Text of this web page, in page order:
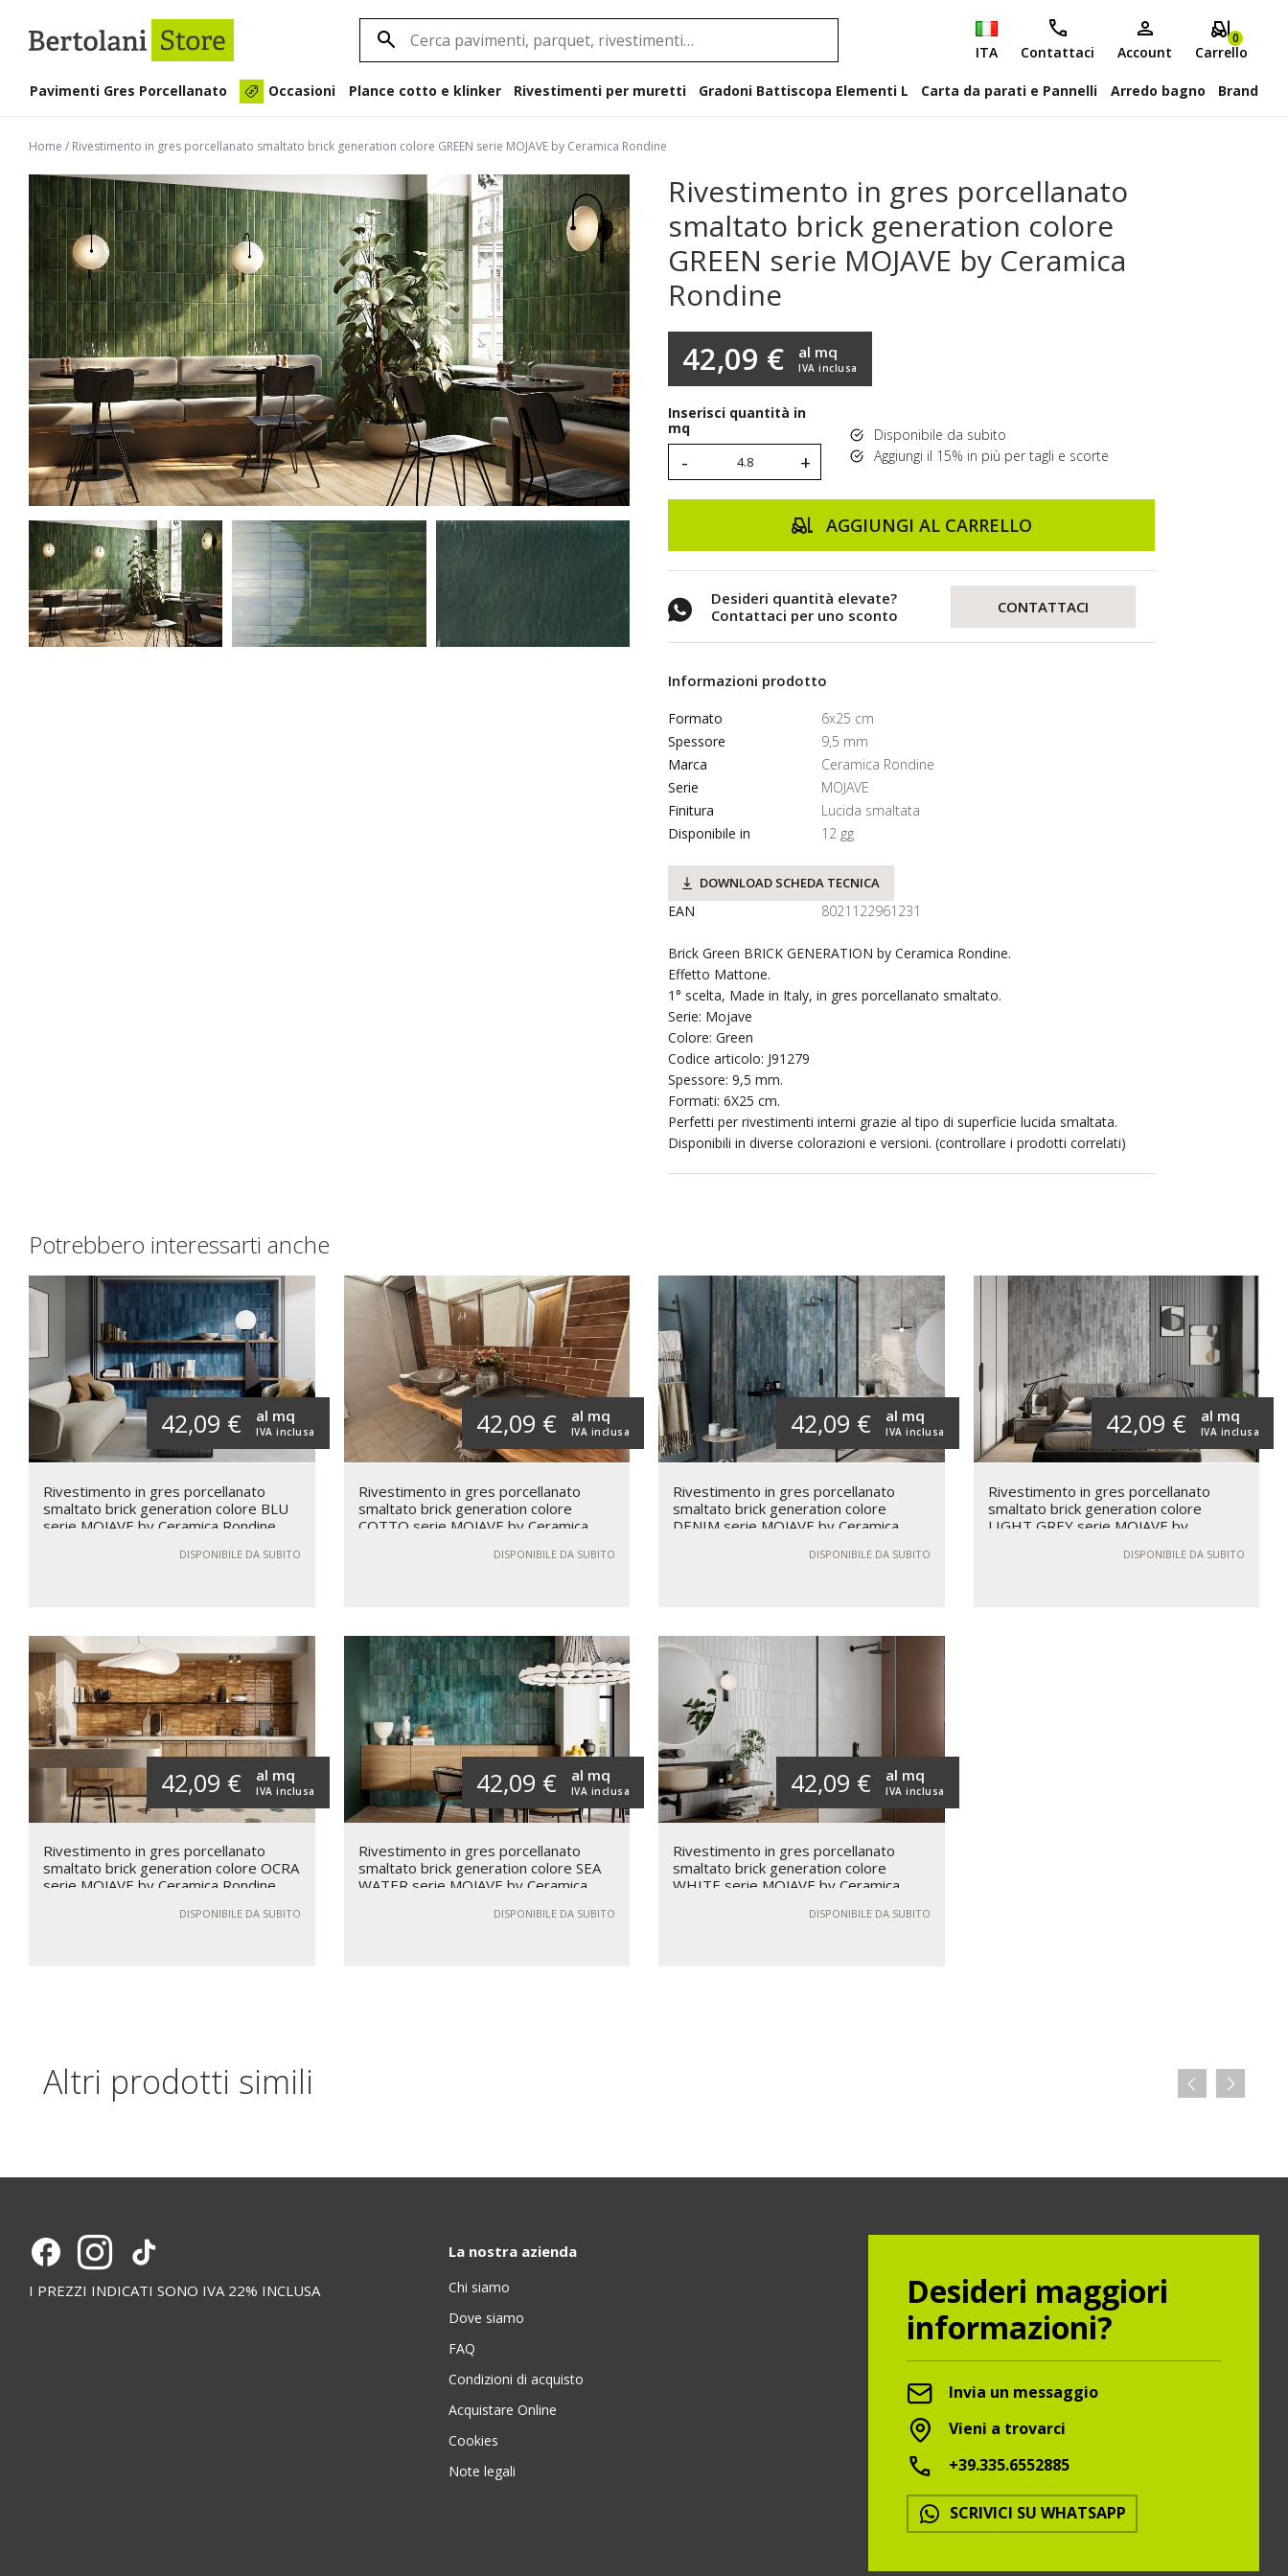
ITA Contattaci Account
0
Carrello
Pavimenti Gres Porcellanato Occasioni Plance cotto e klinker Rivestimenti per muretti Gradoni Battiscopa Elementi L Carta da parati e Pannelli Arredo bagno Brand
Home / Rivestimento in gres porcellanato smaltato brick generation colore GREEN serie MOJAVE by Ceramica Rondine
Rivestimento in gres porcellanato
smaltato brick generation colore
GREEN serie MOJAVE by Ceramica
Rondine
42,09 € IVA inclusa
al mq
Inserisci quantità in
mq
- +
Disponibile da subito
Aggiungi il 15% in più per tagli e scorte
AGGIUNGI AL CARRELLO
Desideri quantità elevate?
Contattaci per uno sconto
CONTATTACI
Informazioni prodotto
Formato
6x25 cm
Spessore
9,5 mm
Marca
Ceramica Rondine
Serie
MOJAVE
Finitura
Lucida smaltata
Disponibile in
12 gg
DOWNLOAD SCHEDA TECNICA
EAN 8021122961231
Brick Green BRICK GENERATION by Ceramica Rondine.
Effetto Mattone.
1° scelta, Made in Italy, in gres porcellanato smaltato.
Serie: Mojave
Colore: Green
Codice articolo: J91279
Spessore: 9,5 mm.
Formati: 6X25 cm.
Perfetti per rivestimenti interni grazie al tipo di superficie lucida smaltata.
Disponibili in diverse colorazioni e versioni. (controllare i prodotti correlati)
Potrebbero interessarti anche
42,09 € IVA inclusa
al mq
Rivestimento in gres porcellanato
smaltato brick generation colore BLU
serie MOJAVE by Ceramica Rondine
DISPONIBILE DA SUBITO
42,09 € IVA inclusa
al mq
Rivestimento in gres porcellanato
smaltato brick generation colore
COTTO serie MOJAVE by Ceramica
DISPONIBILE DA SUBITO
42,09 € IVA inclusa
al mq
Rivestimento in gres porcellanato
smaltato brick generation colore
DENIM serie MOJAVE by Ceramica
DISPONIBILE DA SUBITO
42,09 € IVA inclusa
al mq
Rivestimento in gres porcellanato
smaltato brick generation colore
LIGHT GREY serie MOJAVE by
DISPONIBILE DA SUBITO
42,09 € IVA inclusa
al mq
Rivestimento in gres porcellanato
smaltato brick generation colore OCRA
serie MOJAVE by Ceramica Rondine
DISPONIBILE DA SUBITO
42,09 € IVA inclusa
al mq
Rivestimento in gres porcellanato
smaltato brick generation colore SEA
WATER serie MOJAVE by Ceramica
DISPONIBILE DA SUBITO
42,09 € IVA inclusa
al mq
Rivestimento in gres porcellanato
smaltato brick generation colore
WHITE serie MOJAVE by Ceramica
DISPONIBILE DA SUBITO
Altri prodotti simili
I PREZZI INDICATI SONO IVA 22% INCLUSA
La nostra azienda
Chi siamo
Dove siamo
FAQ
Condizioni di acquisto
Acquistare Online
Cookies
Note legali
Desideri maggiori
informazioni?
Invia un messaggio
Vieni a trovarci
+39.335.6552885
SCRIVICI SU WHATSAPP